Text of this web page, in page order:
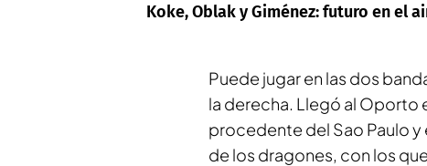
Koke, Oblak y Giménez: futuro en el
Puede jugar en las dos
la derecha. Llegó al Oporto
procedente del Sao Paulo y
de los dragones, con los